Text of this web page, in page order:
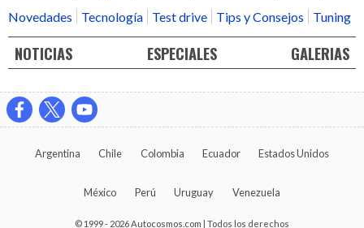
Novedades
Tecnología Test drive Tips y Consejos Tuning
NOTICIAS ESPECIALES GALERIAS
Argentina Chile Colombia Ecuador Estados Unidos
México Perú Uruguay Venezuela
© 1999 - 2026 Autocosmos.com | Todos los derechos